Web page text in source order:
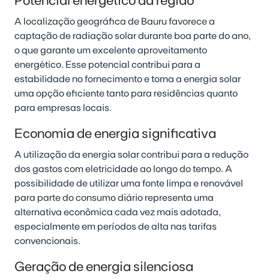
A localização geográfica de Bauru favorece a
captação de radiação solar durante boa parte do ano,
o que garante um excelente aproveitamento
energético. Esse potencial contribui para a
estabilidade no fornecimento e torna a energia solar
uma opção eficiente tanto para residências quanto
para empresas locais.
Economia de energia significativa
A utilização da energia solar contribui para a redução
dos gastos com eletricidade ao longo do tempo. A
possibilidade de utilizar uma fonte limpa e renovável
para parte do consumo diário representa uma
alternativa econômica cada vez mais adotada,
especialmente em períodos de alta nas tarifas
convencionais.
Geração de energia silenciosa